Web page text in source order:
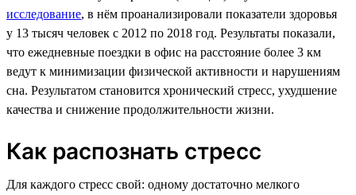
исследование, в нём проанализировали показатели здоровья
у 13 тысяч человек с 2012 по 2018 год. Результаты показали,
что ежедневные поездки в офис на расстояние более 3 км
ведут к минимизации физической активности и нарушениям
сна. Результатом становится хронический стресс, ухудшение
качества и снижение продолжительности жизни.
Как распознать стресс
Для каждого стресс свой: одному достаточно мелкого